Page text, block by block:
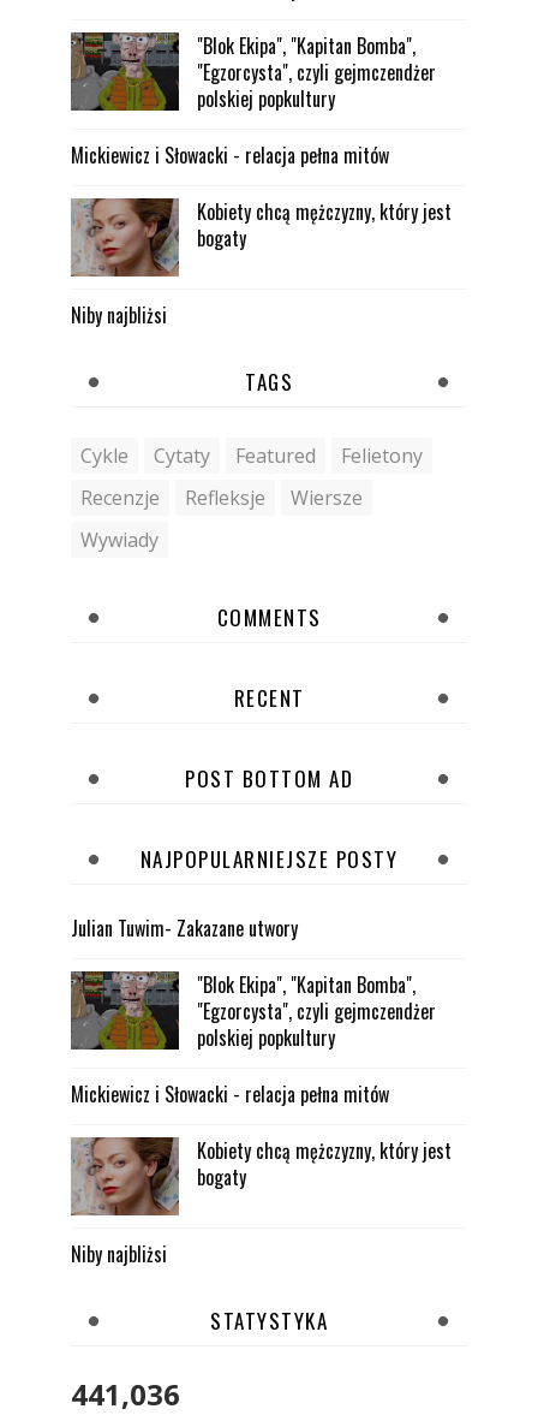
"Blok Ekipa", "Kapitan Bomba",
"Egzorcysta", czyli gejmczendżer
polskiej popkultury
Mickiewicz i Słowacki - relacja pełna mitów
Kobiety chcą mężczyzny, który jest
bogaty
Niby najbliżsi
TAGS
Cykle Cytaty Featured
Felietony
Recenzje
Refleksje
Wiersze
Wywiady
COMMENTS
RECENT
POST BOTTOM AD
NAJPOPULARNIEJSZE POSTY
Julian Tuwim- Zakazane utwory
"Blok Ekipa", "Kapitan Bomba",
"Egzorcysta", czyli gejmczendżer
polskiej popkultury
Mickiewicz i Słowacki - relacja pełna mitów
Kobiety chcą mężczyzny, który jest
bogaty
Niby najbliżsi
STATYSTYKA
441,036